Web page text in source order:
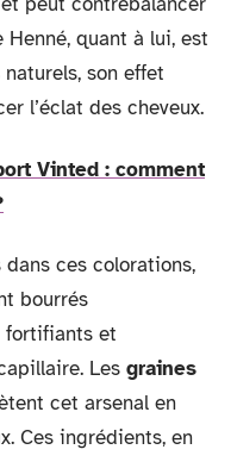
quant à lui, est
son effet
l’éclat des cheveux.
Vinted : comment
ces colorations,
bourrés
fortifiants et
Les graines
cet arsenal en
Ces ingrédients, en